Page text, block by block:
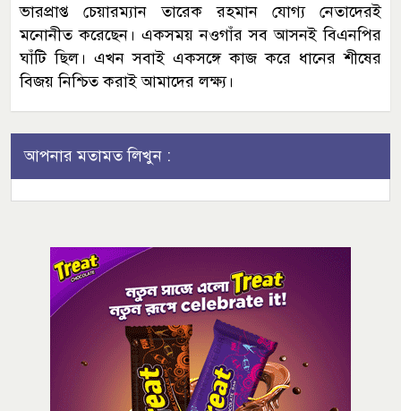
ভারপ্রাপ্ত চেয়ারম্যান তারেক রহমান যোগ্য নেতাদেরই
মনোনীত করেছেন। একসময় নওগাঁর সব আসনই বিএনপির
ঘাঁটি ছিল। এখন সবাই একসঙ্গে কাজ করে ধানের শীষের
বিজয় নিশ্চিত করাই আমাদের লক্ষ্য।
আপনার মতামত লিখুন :